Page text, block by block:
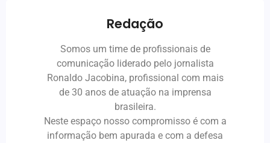
Redação
Somos um time de profissionais de
comunicação liderado pelo jornalista
Ronaldo Jacobina, profissional com mais
de 30 anos de atuação na imprensa
brasileira.
Neste espaço nosso compromisso é com a
informação bem apurada e com a defesa